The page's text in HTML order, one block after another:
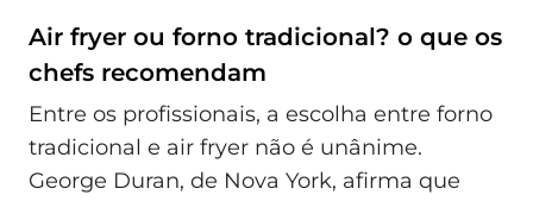
Air fryer ou forno tradicional? o que os
chefs recomendam
Entre os profissionais, a escolha entre forno
tradicional e air fryer não é unânime.
George Duran, de Nova York, afirma que